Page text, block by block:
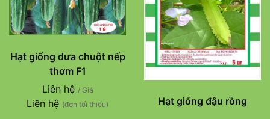
Hạt giống dưa chuột nếp
thơm F1
Liên hệ / Giá
Liên hệ (đơn tối thiểu) Hạt giống đậu rồng